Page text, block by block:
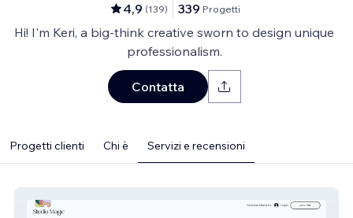
4,9 (139) 339 Progetti
Hi! I'm Keri, a big-think creative sworn to design unique
professionalism.
Contatta
Progetti clienti Chi è Servizi e recensioni